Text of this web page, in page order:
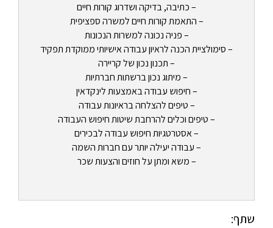
– כתיבה, בדיקה ושדרוג קורות חיים
– התאמת קורות חיים למשרה ספציפית
– פניה נכונה למשרות הנכונות
– סימולציית הכנה לראיון עבודה אישיותי ממוקדת תפקיד
– תכנון נכון של קריירה
– מיתוג נכון ברשתות חברתיות
– חיפוש עבודה באמצעות לינקדאין
– טיפים להצלחה בראיונות עבודה
– טיפים וכלים להרחבת שיטות חיפוש העבודה
– אסטרטגיות חיפוש עבודה לבכירים
– עבודה יעילה יותר עם חברות השמה
– משא ומתן על חוזים והצעות שכר
שתף: